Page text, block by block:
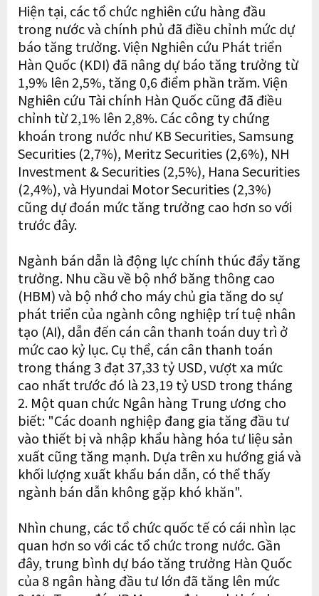
Hiện tại, các tổ chức nghiên cứu hàng đầu
trong nước và chính phủ đã điều chỉnh mức dự
báo tăng trưởng. Viện Nghiên cứu Phát triển
Hàn Quốc (KDI) đã nâng dự báo tăng trưởng từ
1,9% lên 2,5%, tăng 0,6 điểm phần trăm. Viện
Nghiên cứu Tài chính Hàn Quốc cũng đã điều
chỉnh từ 2,1% lên 2,8%. Các công ty chứng
khoán trong nước như KB Securities, Samsung
Securities (2,7%), Meritz Securities (2,6%), NH
Investment & Securities (2,5%), Hana Securities
(2,4%), và Hyundai Motor Securities (2,3%)
cũng dự đoán mức tăng trưởng cao hơn so với
trước đây.
Ngành bán dẫn là động lực chính thúc đẩy tăng
trưởng. Nhu cầu về bộ nhớ băng thông cao
(HBM) và bộ nhớ cho máy chủ gia tăng do sự
phát triển của ngành công nghiệp trí tuệ nhân
tạo (AI), dẫn đến cán cân thanh toán duy trì ở
mức cao kỷ lục. Cụ thể, cán cân thanh toán
trong tháng 3 đạt 37,33 tỷ USD, vượt xa mức
cao nhất trước đó là 23,19 tỷ USD trong tháng
2. Một quan chức Ngân hàng Trung ương cho
biết: "Các doanh nghiệp đang gia tăng đầu tư
vào thiết bị và nhập khẩu hàng hóa tư liệu sản
xuất cũng tăng mạnh. Dựa trên xu hướng giá và
khối lượng xuất khẩu bán dẫn, có thể thấy
ngành bán dẫn không gặp khó khăn".
Nhìn chung, các tổ chức quốc tế có cái nhìn lạc
quan hơn so với các tổ chức trong nước. Gần
đây, trung bình dự báo tăng trưởng Hàn Quốc
của 8 ngân hàng đầu tư lớn đã tăng lên mức